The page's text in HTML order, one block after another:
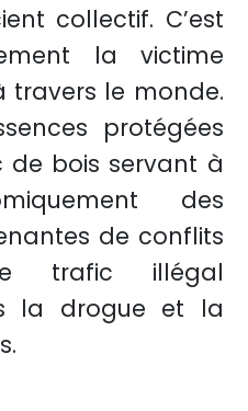
collectif. C’est
la victime
travers le monde.
protégées
bois servant à
des
de conflits
trafic illégal
la drogue et la